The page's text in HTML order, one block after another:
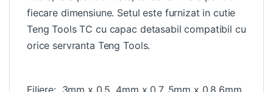
fiecare dimensiune. Setul este furnizat in cutie
Teng Tools TC cu capac detasabil compatibil cu
orice servranta Teng Tools.
Filiere: 3mm x 0.5, 4mm x 0.7, 5mm x 0.8,6mm